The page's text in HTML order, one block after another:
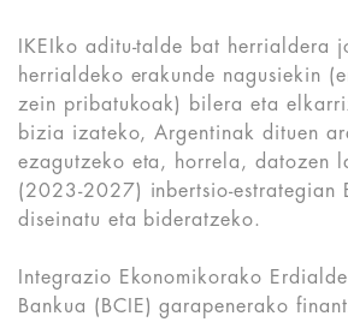
IKEIko aditu-talde bat herrialdera
herrialdeko erakunde nagusiekin
zein pribatukoak) bilera eta
bizia izateko, Argentinak dituen
ezagutzeko eta, horrela, datozen
(2023-2027) inbertsio-estrategian
diseinatu eta bideratzeko.
Integrazio Ekonomikorako
Bankua (BCIE) garapenerako